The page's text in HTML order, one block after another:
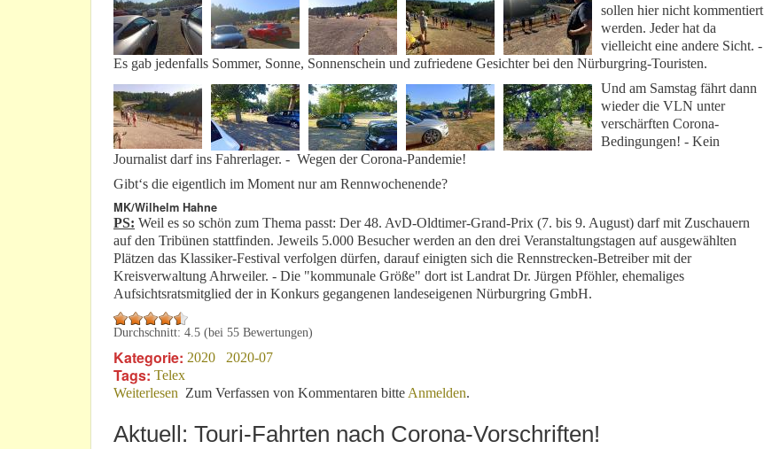
sollen hier nicht kommentiert
werden. Jeder hat da
vielleicht eine andere Sicht. -
Es gab jedenfalls Sommer, Sonne, Sonnenschein und zufriedene Gesichter bei den Nürburgring-Touristen.
Und am Samstag fährt dann
wieder die VLN unter
verschärften Corona-
Bedingungen! - Kein
Journalist darf ins Fahrerlager. - Wegen der Corona-Pandemie!
Gibt‘s die eigentlich im Moment nur am Rennwochenende?
MK/Wilhelm Hahne
PS: Weil es so schön zum Thema passt: Der 48. AvD-Oldtimer-Grand-Prix (7. bis 9. August) darf mit Zuschauern
auf den Tribünen stattfinden. Jeweils 5.000 Besucher werden an den drei Veranstaltungstagen auf ausgewählten
Plätzen das Klassiker-Festival verfolgen dürfen, darauf einigten sich die Rennstrecken-Betreiber mit der
Kreisverwaltung Ahrweiler. - Die "kommunale Größe" dort ist Landrat Dr. Jürgen Pföhler, ehemaliges
Aufsichtsratsmitglied der in Konkurs gegangenen landeseigenen Nürburgring GmbH.
Durchschnitt: 4.5 (bei 55 Bewertungen)
Kategorie: 2020 2020-07
Tags: Telex
Weiterlesen über Kritische Corona-Phase? - Nicht an der Nordschleife!
Zum Verfassen von Kommentaren bitte Anmelden.
Aktuell: Touri-Fahrten nach Corona-Vorschriften!